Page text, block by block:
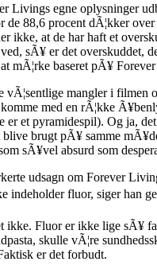
Livings egne oplysninger
de 88,6 procent dÃ¦kker
ikke, at de har haft et
sÃ¥ er det overskuddet,
mÃ¦rke baseret pÃ¥
vÃ¦sentlige mangler i
med en rÃ¦kke
er et pyramidespil). Og ja,
blive brugt pÃ¥ samme
sÃ¥vel absurd som
udsagn om Forever
indeholder fluor, siger han
ikke. Fluor er ikke lige sÃ¥
skulle vÃ¦re
er det forbudt.